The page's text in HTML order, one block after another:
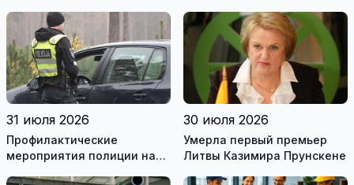
рекомендуемой
литературы
31 июля 2026
Профилактические
мероприятия полиции на
30 июля 2026
Умерла первый премьер
Литвы Казимира Прунскене